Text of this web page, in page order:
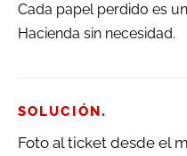
Cada papel perdido es
Hacienda sin necesidad.
SOLUCIÓN .
Foto al ticket desde el